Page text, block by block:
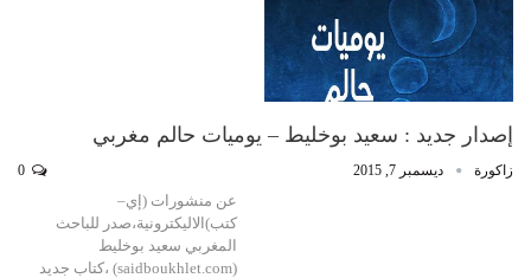
إصدار جديد : سعيد بوخليط – يوميات حالم مغربي
زاكورة ديسمبر 7, 2015
عن منشورات (إي–
كتب)الاليكترونية،صدر للباحث
المغربي سعيد بوخليط
(saidboukhlet.com) ،كتاب جديد